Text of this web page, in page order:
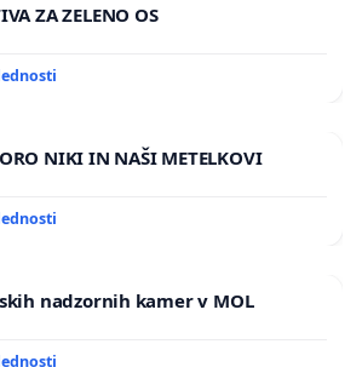
ZA ZELENO OS
NIKI IN NAŠI METELKOVI
nadzornih kamer v MOL